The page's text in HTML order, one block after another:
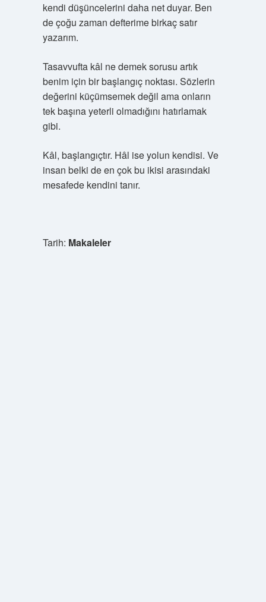
kendi düşüncelerini daha net duyar. Ben
de çoğu zaman defterime birkaç satır
yazarım.
Tasavvufta kâl ne demek sorusu artık
benim için bir başlangıç noktası. Sözlerin
değerini küçümsemek değil ama onların
tek başına yeterli olmadığını hatırlamak
gibi.
Kâl, başlangıçtır. Hâl ise yolun kendisi. Ve
insan belki de en çok bu ikisi arasındaki
mesafede kendini tanır.
Tarih: Makaleler